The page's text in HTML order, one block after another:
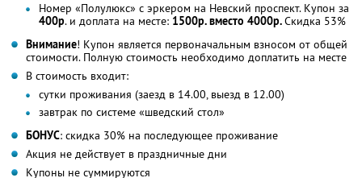
Номер «Полулюкс» с эркером на Невский проспект. Купон за
400р. и доплата на месте: 1500р. вместо 4000р.Скидка 53%
Внимание! Купон является первоначальным взносом от общей
стоимости. Полную стоимость необходимо доплатить на месте
В стоимость входит:
сутки проживания (заезд в 14.00, выезд в 12.00)
завтрак по системе «шведский стол»
БОНУС: скидка 30% на последующее проживание
Акция не действует в праздничные дни
Купоны не суммируются